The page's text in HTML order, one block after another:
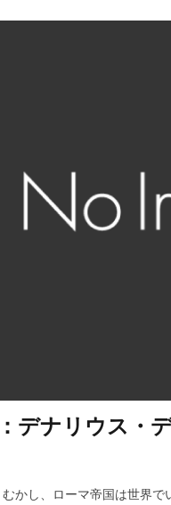
デナリウス・
むかし、ローマ帝国は世界